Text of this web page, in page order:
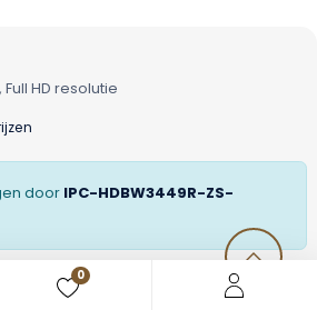
0
HD resolutie
door IPC-HDBW3449R-ZS-